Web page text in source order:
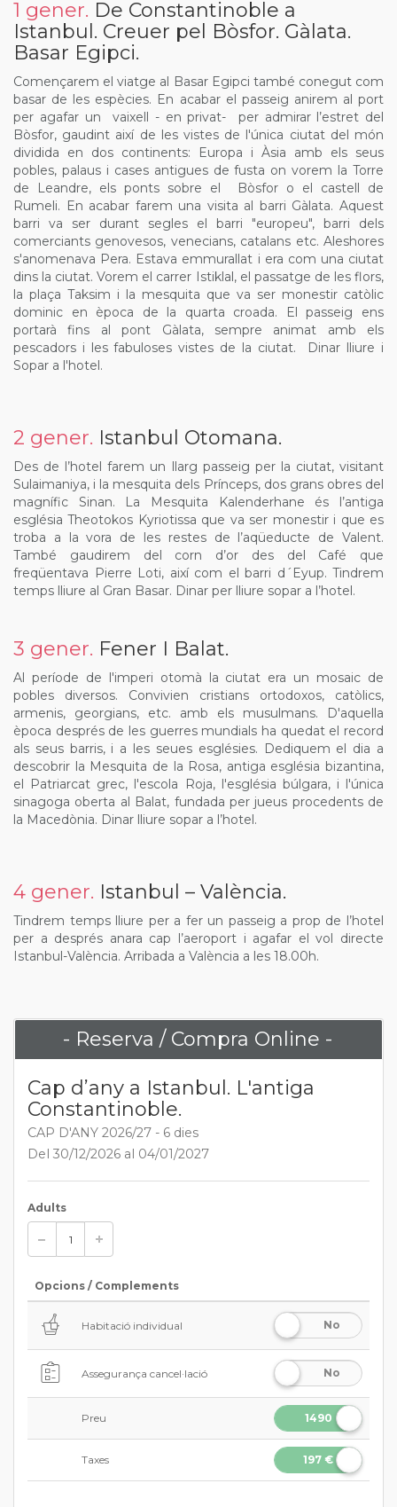
1 gener. De Constantinoble a
Istanbul. Creuer pel Bòsfor. Gàlata.
Basar Egipci.
Començarem el viatge al Basar Egipci també conegut com
basar de les espècies. En acabar el passeig anirem al port
per agafar un vaixell - en privat- per admirar l’estret del
Bòsfor, gaudint així de les vistes de l'única ciutat del món
dividida en dos continents: Europa i Àsia amb els seus
pobles, palaus i cases antigues de fusta on vorem la Torre
de Leandre, els ponts sobre el Bòsfor o el castell de
Rumeli. En acabar farem una visita al barri Gàlata. Aquest
barri va ser durant segles el barri "europeu", barri dels
comerciants genovesos, venecians, catalans etc. Aleshores
s'anomenava Pera. Estava emmurallat i era com una ciutat
dins la ciutat. Vorem el carrer Istiklal, el passatge de les flors,
la plaça Taksim i la mesquita que va ser monestir catòlic
dominic en època de la quarta croada. El passeig ens
portarà fins al pont Gàlata, sempre animat amb els
pescadors i les fabuloses vistes de la ciutat. Dinar lliure i
Sopar a l'hotel.
2 gener. Istanbul Otomana.
Des de l’hotel farem un llarg passeig per la ciutat, visitant
Sulaimaniya, i la mesquita dels Prínceps, dos grans obres del
magnífic Sinan. La Mesquita Kalenderhane és l’antiga
església Theotokos Kyriotissa que va ser monestir i que es
troba a la vora de les restes de l’aqüeducte de Valent.
També gaudirem del corn d’or des del Café que
freqüentava Pierre Loti, així com el barri d´Eyup. Tindrem
temps lliure al Gran Basar. Dinar per lliure sopar a l’hotel.
3 gener. Fener I Balat.
Al període de l'imperi otomà la ciutat era un mosaic de
pobles diversos. Convivien cristians ortodoxos, catòlics,
armenis, georgians, etc. amb els musulmans. D'aquella
època després de les guerres mundials ha quedat el record
als seus barris, i a les seues esglésies. Dediquem el dia a
descobrir la Mesquita de la Rosa, antiga església bizantina,
el Patriarcat grec, l'escola Roja, l'església búlgara, i l'única
sinagoga oberta al Balat, fundada per jueus procedents de
la Macedònia. Dinar lliure sopar a l’hotel.
4 gener. Istanbul – València.
Tindrem temps lliure per a fer un passeig a prop de l’hotel
per a després anara cap l’aeroport i agafar el vol directe
Istanbul-València. Arribada a València a les 18.00h.
- Reserva / Compra Online -
Cap d’any a Istanbul. L'antiga
Constantinoble.
CAP D'ANY 2026/27 - 6 dies
Del 30/12/2026 al 04/01/2027
Adults
Opcions / Complements
Habitació individual No
Assegurança cancel·lació No
Preu
1490
€
Taxes
197 €